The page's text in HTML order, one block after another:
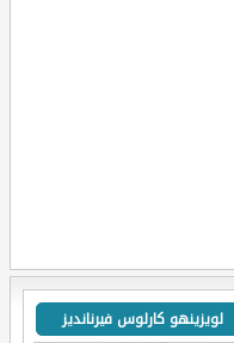
لويزينهو كارلوس فيرنانديز